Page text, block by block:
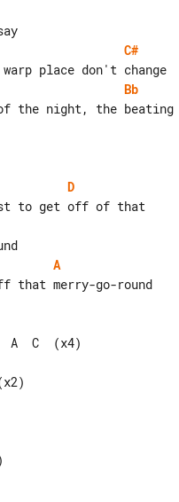
C#
Bb
of the night, the beating
D
A
that merry-go-round
A  C  (x4)